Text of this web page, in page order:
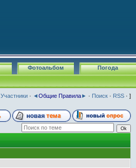
Погода
Фотоальбом
Участники · ◄Общие Правила► · Поиск · RSS · ]